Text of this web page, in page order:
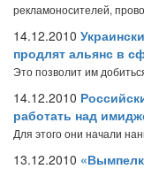
рекламоносителей,
14.12.2010
продлят альянс в
Это позволит им
14.12.2010
работать над
Для этого они начали
13.12.2010